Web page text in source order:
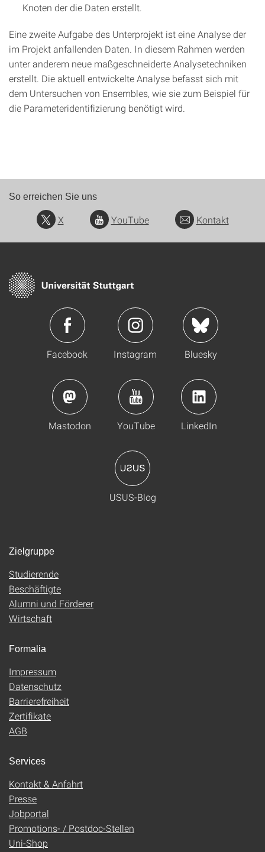
Knoten der die Daten erstellt.
Eine zweite Aufgabe des Unterprojekt ist eine Analyse der
im Projekt anfallenden Daten. In diesem Rahmen werden
unter anderem neue maßgeschneiderte Analysetechniken
erstellt. Die aktuell entwickelte Analyse befasst sich mit
dem Untersuchen von Ensembles, wie sie zum Beispiel für
die Parameteridentifizierung benötigt wird.
So erreichen Sie uns
X YouTube Kontakt
Facebook Instagram Bluesky
Mastodon YouTube LinkedIn
USUS-Blog
Zielgruppe
Studierende
Beschäftigte
Alumni und Förderer
Wirtschaft
Formalia
Impressum
Datenschutz
Barrierefreiheit
Zertifikate
AGB
Services
Kontakt & Anfahrt
Presse
Jobportal
Promotions- / Postdoc-Stellen
Uni-Shop